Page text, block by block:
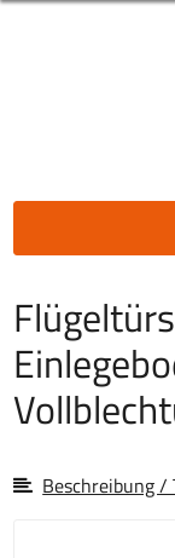
Beschreibung /